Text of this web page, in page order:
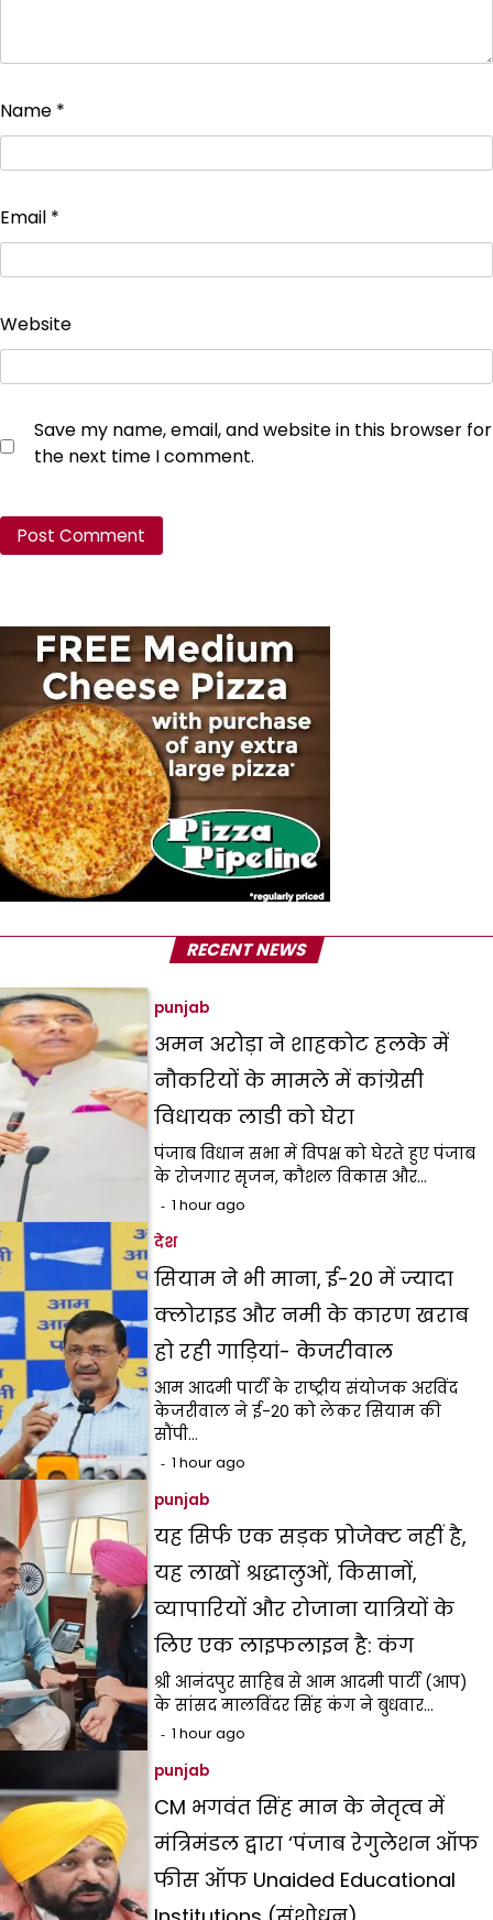
Name *
Email *
Website
Save my name, email, and website in this browser for
the next time I comment.
RECENT NEWS
punjab
अमन अरोड़ा ने शाहकोट हलके में
नौकरियों के मामले में कांग्रेसी
विधायक लाडी को घेरा
पंजाब विधान सभा में विपक्ष को घेरते हुए पंजाब
के रोजगार सृजन, कौशल विकास और…
1 hour ago
देश
सियाम ने भी माना, ई-20 में ज्यादा
क्लोराइड और नमी के कारण खराब
हो रही गाड़ियां- केजरीवाल
आम आदमी पार्टी के राष्ट्रीय संयोजक अरविंद
केजरीवाल ने ई-20 को लेकर सियाम की
सौंपी…
1 hour ago
punjab
यह सिर्फ एक सड़क प्रोजेक्ट नहीं है,
यह लाखों श्रद्धालुओं, किसानों,
व्यापारियों और रोजाना यात्रियों के
लिए एक लाइफलाइन है: कंग
श्री आनंदपुर साहिब से आम आदमी पार्टी (आप)
के सांसद मालविंदर सिंह कंग ने बुधवार…
1 hour ago
punjab
CM भगवंत सिंह मान के नेतृत्व में
मंत्रिमंडल द्वारा ‘पंजाब रेगुलेशन ऑफ
फीस ऑफ Unaided Educational